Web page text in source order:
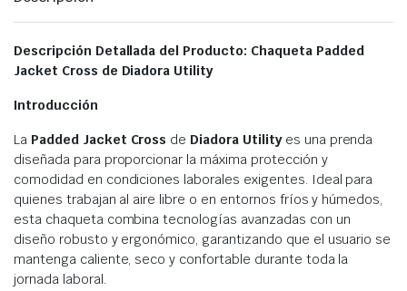
Descripción Detallada del Producto: Chaqueta Padded
Jacket Cross de Diadora Utility
Introducción
La Padded Jacket Cross de Diadora Utilityes una prenda
diseñada para proporcionar la máxima protección y
comodidad en condiciones laborales exigentes. Ideal para
quienes trabajan al aire libre o en entornos fríos y húmedos,
esta chaqueta combina tecnologías avanzadas con un
diseño robusto y ergonómico, garantizando que el usuario se
mantenga caliente, seco y confortable durante toda la
jornada laboral.